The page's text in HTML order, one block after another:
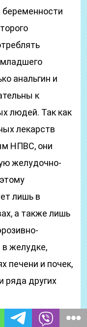
беременности
анальгин и
к
людей. Так как
лекарств
НПВС, они
желудочно-
лишь в
а также лишь
в желудке,
печени и почек,
ряда других
принимать то